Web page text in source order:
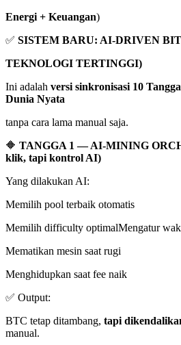
Energi + Keuangan)
✅ SISTEM BARU: AI-DRIVEN
TEKNOLOGI TERTINGGI)
Ini adalah versi sinkronisasi 10
Dunia Nyata
tanpa cara lama manual saja.
🔶 TANGGA 1 — AI-MINING
klik, tapi kontrol AI)
Yang dilakukan AI:
Memilih pool terbaik otomatis
Memilih difficulty optimalMengatur
Mematikan mesin saat rugi
Menghidupkan saat fee naik
✅ Output:
BTC tetap ditambang, tapi
manual.